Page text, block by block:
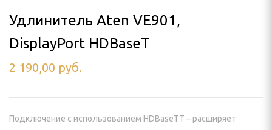
для проектора
Удлинитель Aten VE901,
DisplayPort HDBaseT
2 190,00 руб.
Подключение с использованием HDBaseTT – расширяет